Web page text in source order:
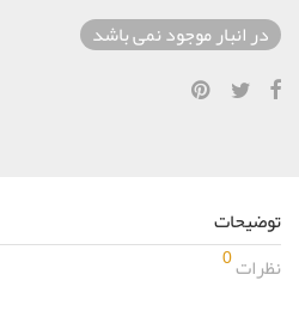
در انبار موجود نمی باشد
توضیحات
نظرات0